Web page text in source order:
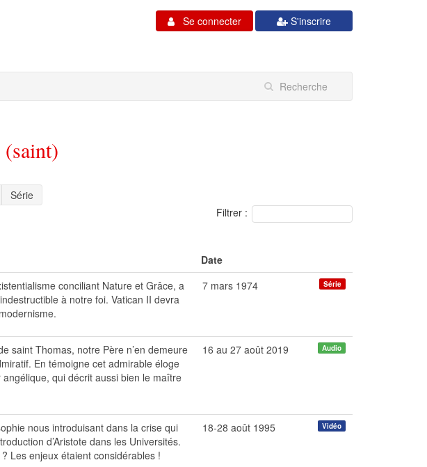
S'inscrire
Se connecter
(saint)
Série
Filtrer :
Date
conciliant Nature et Grâce, a
à notre foi. Vatican II devra
Série
7 mars 1974
saint Thomas, notre Père n’en demeure
En témoigne cet admirable éloge
qui décrit aussi bien le maître
Audio
16 au 27 août 2019
nous introduisant dans la crise qui
d’Aristote dans les Universités.
Les enjeux étaient considérables !
Vidéo
18-28 août 1995